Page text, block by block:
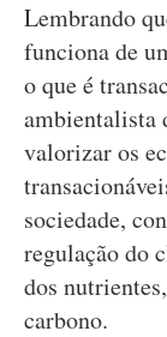
Lembrando
funciona de
o que é
ambientalista
valorizar os
sociedade,
regulação do
dos
carbono.